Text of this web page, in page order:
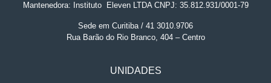
Mantenedora: Instituto. Eleven LTDA CNPJ: 35.812.931/0001-79
Sede em Curitiba / 41 3010.9706
Rua Barão do Rio Branco, 404 – Centro
UNIDADES